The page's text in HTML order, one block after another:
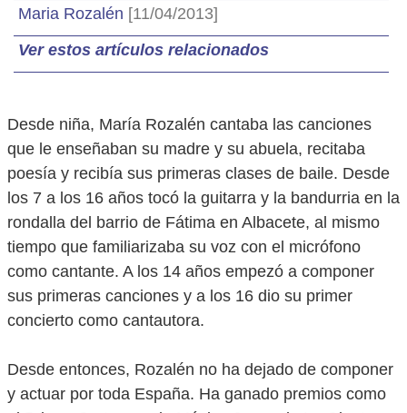
Maria Rozalén [11/04/2013]
Ver estos artículos relacionados
Desde niña, María Rozalén cantaba las canciones
que le enseñaban su madre y su abuela, recitaba
poesía y recibía sus primeras clases de baile. Desde
los 7 a los 16 años tocó la guitarra y la bandurria en la
rondalla del barrio de Fátima en Albacete, al mismo
tiempo que familiarizaba su voz con el micrófono
como cantante. A los 14 años empezó a componer
sus primeras canciones y a los 16 dio su primer
concierto como cantautora.
Desde entonces, Rozalén no ha dejado de componer
y actuar por toda España. Ha ganado premios como